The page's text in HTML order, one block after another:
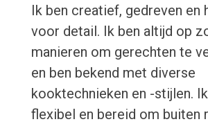
Ik ben creatief, gedreven en
voor detail. Ik ben altijd op
manieren om gerechten te
en ben bekend met diverse
kooktechnieken en -stijlen.
flexibel en bereid om buiten